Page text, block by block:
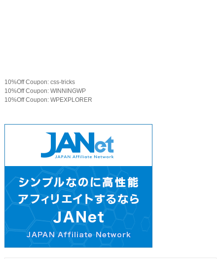
10%Off Coupon: css-tricks
10%Off Coupon: WINNINGWP
10%Off Coupon: WPEXPLORER